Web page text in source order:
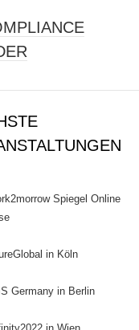
Spiegel Online
in Köln
Germany in Berlin